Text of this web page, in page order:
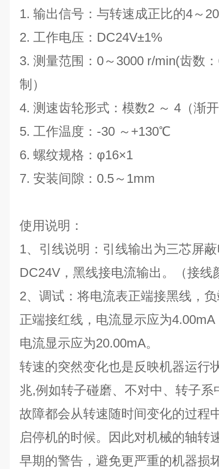
1. 输出信号：与转速成正比的4～
2. 工作电压： DC24V±1%
3. 测量范围： 0～ 3000 r/min(齿数：
制）
4. 测速齿轮形式：模数2 ～ 4 （渐
5. 工作温度： -30 ～ +130℃
6. 螺纹规格： φ16×1
7. 安装间隙： 0.5～ 1mm
使用说明：
1、引线说明：引线输出为三芯屏
DC24V ，黑线接电流输出。（接
2、调试：将电流表正端接黑线，
正端接红线，电流显示应为4.00mA
电流显示应为20.00mA。
转速的突然变化也是反映机器运行
兆,例如转子碰磨、不对中、转子
故障都会从转速随时间变化的过程
启停机的时候。因此对机械的轴转
早期的警告，避免更严重的机器损